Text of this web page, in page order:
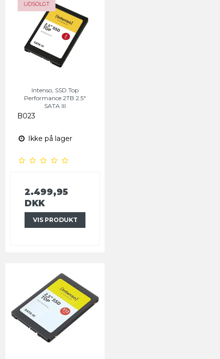
UDSOLGT
Intenso, SSD Top
Performance 2TB 2.5"
SATA III
B023
Ikke på lager
2.499,95
DKK
VIS PRODUKT